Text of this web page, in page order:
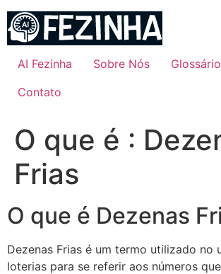
para
conteúdo
AI Fezinha Sobre Nós
Contato
O que é :
Frias
O que é Dezenas
Dezenas Frias é um termo utilizado no
loterias para se referir aos números